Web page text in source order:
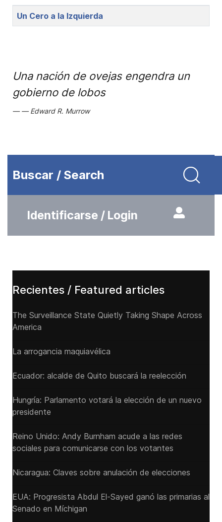
Title
Un Cero a la Izquierda
Una nación de ovejas engendra un
gobierno de lobos
Edward R. Murrow
Buscar / Search
Identificarse / Login
Recientes / Featured articles
The Surveillance State Quietly Taking Shape Across
America
La arrogancia maquiavélica
Ecuador: alcalde de Quito buscará la reelección
Hungría: Parlamento votará la elección de un nuevo
presidente
Reino Unido: Andy ‌Burnham acude a las redes
sociales para comunicarse con los votantes
Nicaragua: Claves sobre anulación de elecciones
EUA: Progresista Abdul El-Sayed ganó las primarias al
Senado ‌en Míchigan